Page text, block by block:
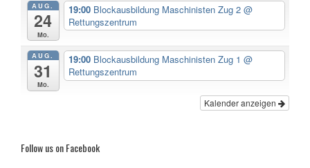
AUG.
24
Mo.
19:00 Blockausbildung Maschinisten Zug 2 @
Rettungszentrum
AUG.
31
Mo.
19:00 Blockausbildung Maschinisten Zug 1 @
Rettungszentrum
Kalender anzeigen
Follow us on Facebook